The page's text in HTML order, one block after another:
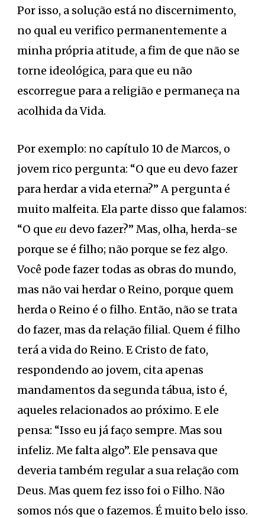
Por isso, a solução está no discernimento,
no qual eu verifico permanentemente a
minha própria atitude, a fim de que não se
torne ideológica, para que eu não
escorregue para a religião e permaneça na
acolhida da Vida.
Por exemplo: no capítulo 10 de Marcos, o
jovem rico pergunta: “O que eu devo fazer
para herdar a vida eterna?” A pergunta é
muito malfeita. Ela parte disso que falamos:
“O que eu devo fazer?” Mas, olha, herda-se
porque se é filho; não porque se fez algo.
Você pode fazer todas as obras do mundo,
mas não vai herdar o Reino, porque quem
herda o Reino é o filho. Então, não se trata
do fazer, mas da relação filial. Quem é filho
terá a vida do Reino. E Cristo de fato,
respondendo ao jovem, cita apenas
mandamentos da segunda tábua, isto é,
aqueles relacionados ao próximo. E ele
pensa: “Isso eu já faço sempre. Mas sou
infeliz. Me falta algo”. Ele pensava que
deveria também regular a sua relação com
Deus. Mas quem fez isso foi o Filho. Não
somos nós que o fazemos. É muito belo isso.